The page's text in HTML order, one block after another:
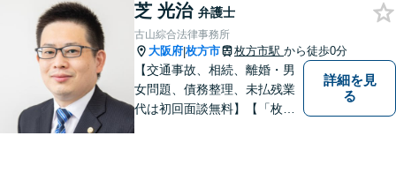
致します。どんなお悩みで
も、ご相談ください。【キッ
ズスペースあり】
芝 光治 弁護士
古山綜合法律事務所
大阪府|枚方市 枚方市駅 から徒歩0分
【交通事故、相続、離婚・男
女問題、債務整理、未払残業
代は初回面談無料】【「枚方
詳細を見
る